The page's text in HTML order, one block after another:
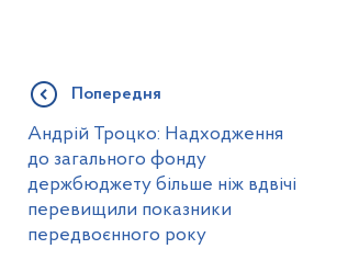
Попередня
Андрій Троцко: Надходження
до загального фонду
держбюджету більше ніж вдвічі
перевищили показники
передвоєнного року